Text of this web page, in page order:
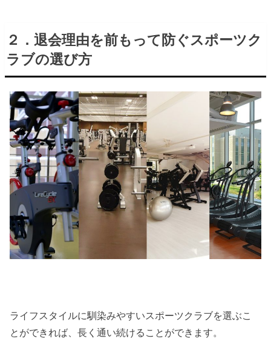
２．退会理由を前もって防ぐスポーツク
ラブの選び方
ライフスタイルに馴染みやすいスポーツクラブを選ぶこ
とができれば、長く通い続けることができます。